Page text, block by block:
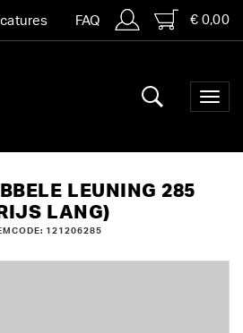
FAQ € 0,00
LEUNING 285
LANG)
121206285